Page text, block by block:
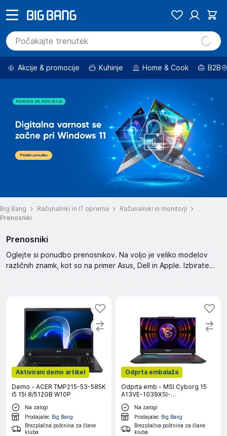
Akcije & promocije Kuhinje Home & Cook B2B
Big Bang Računalniki in IT oprema
Računalniki in monitorji
Prenosniki
Prenosniki
Oglejte si ponudbo prenosnikov. Na voljo je veliko modelov
različnih znamk, kot so na primer Asus, Dell in Apple. Izbirate
Aktivirani demo artikel
Demo - ACER TMP215-53-585K
i5 15i 8/512GB W10P
Na zalogi
Prodajalec Big Bang
Brezplačna poštnina za člane
kluba
Odprta embalaža
Odprta emb - MSI Cyborg 15
A13VE-1039XSI-
TB51342H16GXXD i5-
13420H/RTX
4050/16GB/512GB/FreeDOS
prenosni računalnik
Na zalogi
Prodajalec Big Bang
Brezplačna poštnina za člane
kluba